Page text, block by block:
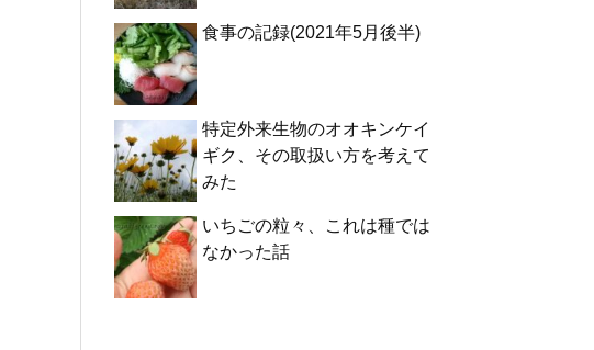
食事の記録(2021年5月後半)
特定外来生物のオオキンケイ
ギク、その取扱い方を考えて
みた
いちごの粒々、これは種では
なかった話